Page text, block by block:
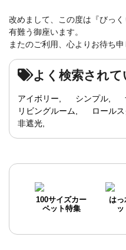
改めまして、この度は『びっ
有難う御座います。
またのご利用、心よりお待ち
よく検索され
アイボリー シンプル
リビングルーム
ロール
非遮光
100サイズカー
ペット特集
は